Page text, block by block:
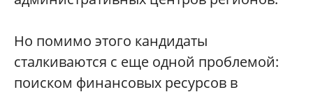
Но помимо этого кандидаты
сталкиваются с еще одной проблемой:
поиском финансовых ресурсов в